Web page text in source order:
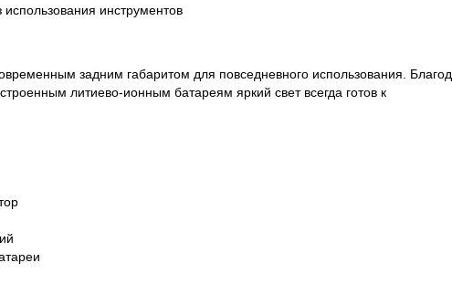
инструментов
задним габаритом для повседневного использования.
литиево-ионным батареям яркий свет всегда готов к